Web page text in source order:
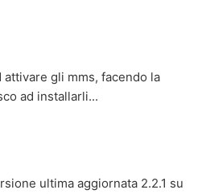
attivare gli mms, facendo la
ad installarli...
ultima aggiornata 2.2.1 su